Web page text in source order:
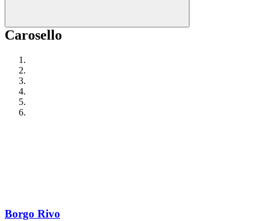
Carosello
Borgo Rivo